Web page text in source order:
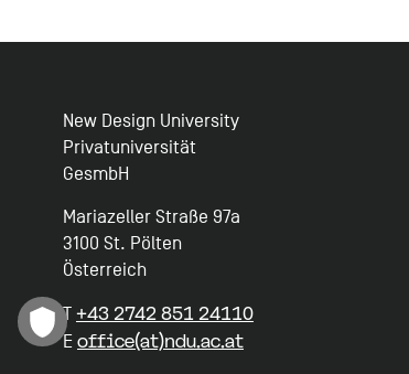
New Design University
Privatuniversität
GesmbH
Mariazeller Straße 97a
3100 St. Pölten
Österreich
T +43 2742 851 24110
E office(at)ndu.ac.at